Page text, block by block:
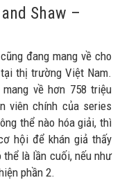
Shaw –
đang mang về cho
thị trường Việt Nam.
về hơn 758 triệu
viên chính của series
thể nào hóa giải, thì
hội để khán giả thấy
là lần cuối, nếu như
phần 2.